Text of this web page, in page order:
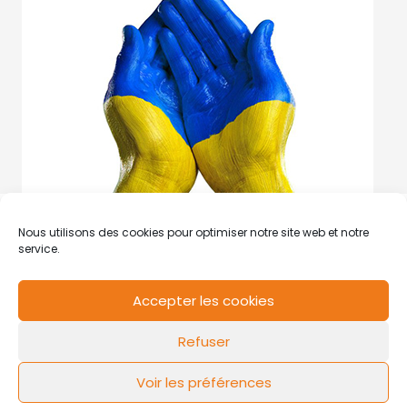
Nous utilisons des cookies pour optimiser notre site web et notre
service.
Accepter les cookies
Refuser
Voir les préférences
Mentions légales Politique de cookies
FLOW44